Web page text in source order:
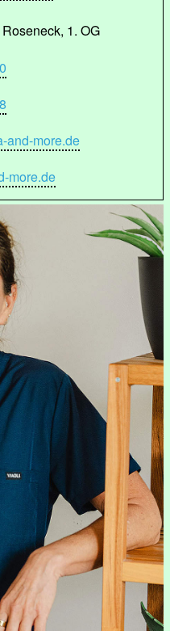
1. OG
and-more.de
more.de